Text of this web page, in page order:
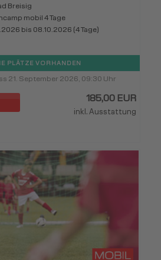
Breisig
mobil 4 Tage
bis 08.10.2026 (4 Tage)
PLÄTZE VORHANDEN
21. September 2026, 09:30 Uhr
185,00 EUR
inkl. Ausstattung